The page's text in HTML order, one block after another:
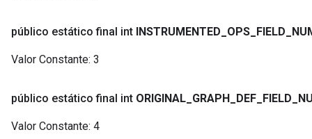
público estático final int INSTRUMENTED OPS FIELD
Valor Constante: 3
público estático final int ORIGINAL GRAPH DEF FIELD
Valor Constante: 4